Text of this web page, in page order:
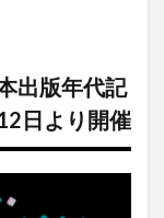
出版年代記
日より開催